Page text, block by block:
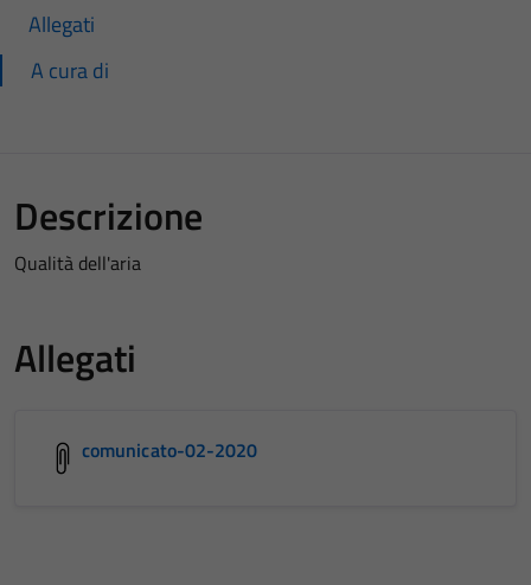
Allegati
A cura di
Descrizione
Qualità dell'aria
Allegati
comunicato-02-2020